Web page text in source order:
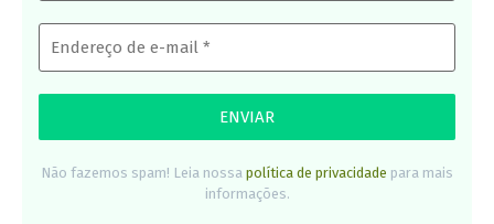
Não fazemos spam! Leia nossa política de privacidade para mais
informações.